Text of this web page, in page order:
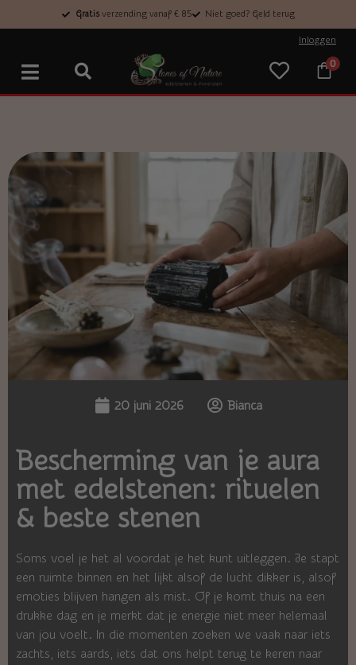
Gratisverzending vanaf € 85 Niet goed? Geld terug
Inloggen
0
20 juni 2026 Bianca
Bescherming van je aura
met edelstenen: rituelen
& beste stenen
Soms voel je het al voordat je het kunt uitleggen. Je stapt
een ruimte binnen en het lijkt alsof de lucht dikker is, alsof
emoties blijven hangen als mist. Of je komt thuis na een
drukke dag en je merkt dat je energie niet meer helemaal
van jou voelt. In die momenten zoeken we vaak naar iets
zachts, iets aards, iets dat ons helpt terug te keren naar